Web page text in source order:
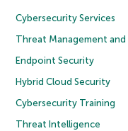
Cybersecurity Services
Threat Management and
Endpoint Security
Hybrid Cloud Security
Cybersecurity Training
Threat Intelligence